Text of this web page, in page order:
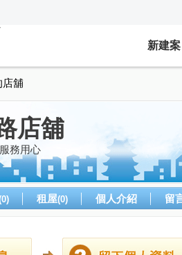
新建案
店舖
店舖
務用心
租屋(0) 個人介紹 留